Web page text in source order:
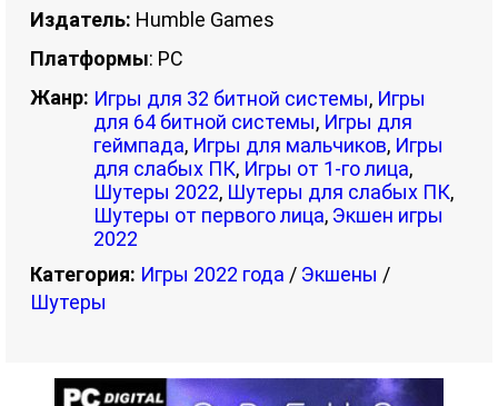
Издатель: Humble Games
Платформы: PC
Жанр: Игры для 32 битной системы, Игры
для 64 битной системы, Игры для
геймпада, Игры для мальчиков, Игры
для слабых ПК, Игры от 1-го лица,
Шутеры 2022, Шутеры для слабых ПК,
Шутеры от первого лица, Экшен игры
2022
Категория: Игры 2022 года / Экшены /
Шутеры